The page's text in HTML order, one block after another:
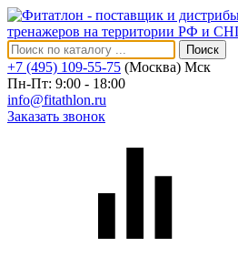
Поиск
+7 (495) 109-55-75 (Москва) Мск
Пн-Пт: 9:00 - 18:00
info@fitathlon.ru
Заказать звонок